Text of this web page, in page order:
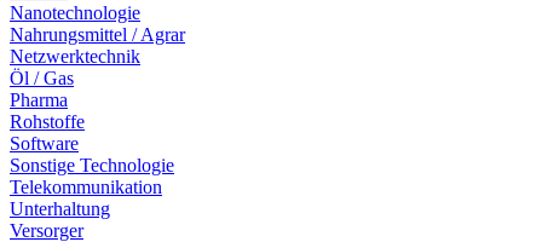
Nanotechnologie
Nahrungsmittel / Agrar
Netzwerktechnik
Öl / Gas
Pharma
Rohstoffe
Software
Sonstige Technologie
Telekommunikation
Unterhaltung
Versorger